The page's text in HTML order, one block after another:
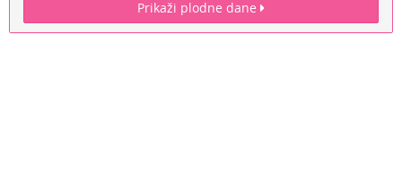
Prikaži plodne dane